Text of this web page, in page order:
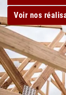
Voir nos